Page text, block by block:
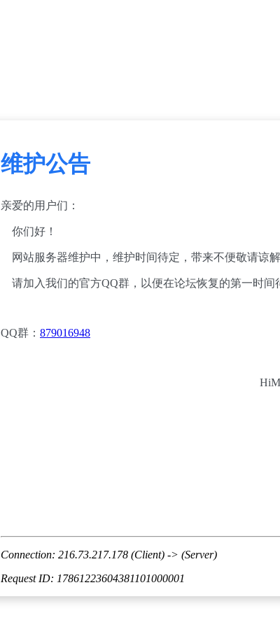
维护公告
亲爱的用户们：
你们好！
网站服务器维护中，维护时间待定，带来不便敬请谅解
请加入我们的官方QQ群，以便在论坛恢复的第一时间
QQ群： 879016948
Connection: 216.73.217.178 (Client) -> (Server)
Request ID: 17861223604381101000001